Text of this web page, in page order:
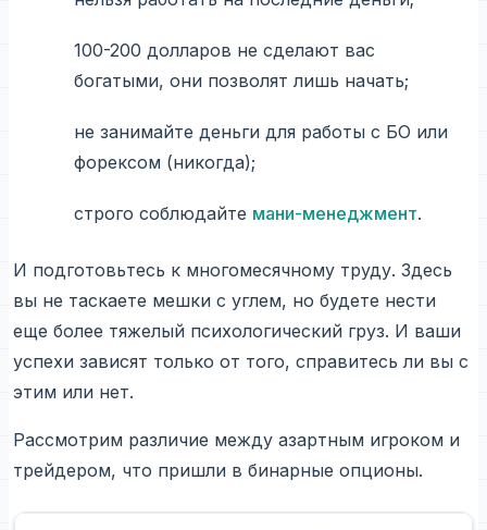
100-200 долларов не сделают вас
богатыми, они позволят лишь начать;
не занимайте деньги для работы с БО или
форексом (никогда);
строго соблюдайте мани-менеджмент.
И подготовьтесь к многомесячному труду. Здесь
вы не таскаете мешки с углем, но будете нести
еще более тяжелый психологический груз. И ваши
успехи зависят только от того, справитесь ли вы с
этим или нет.
Рассмотрим различие между азартным игроком и
трейдером, что пришли в бинарные опционы.